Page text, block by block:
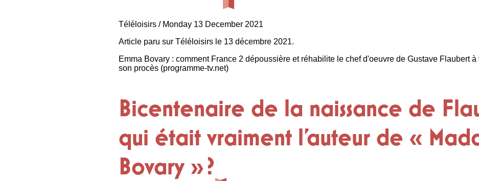
Téléloisirs / Monday 13 December 2021
Article paru sur Téléloisirs le 13 décembre 2021.
Emma Bovary : comment France 2 dépoussière et réhabilite le chef d'oeuvre de Gustave Flaubert
son procès (programme-tv.net)
Bicentenaire de la naissance de
qui était vraiment l’auteur de «
Bovary » ?